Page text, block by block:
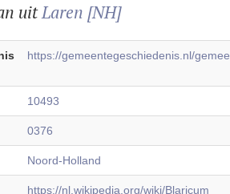
uitLaren [NH]
https://gemeentegeschiedenis.nl/
10493
0376
Noord-Holland
https://nl.wikipedia.org/wiki/Blaricum